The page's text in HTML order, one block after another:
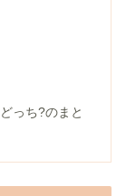
っち?のまと